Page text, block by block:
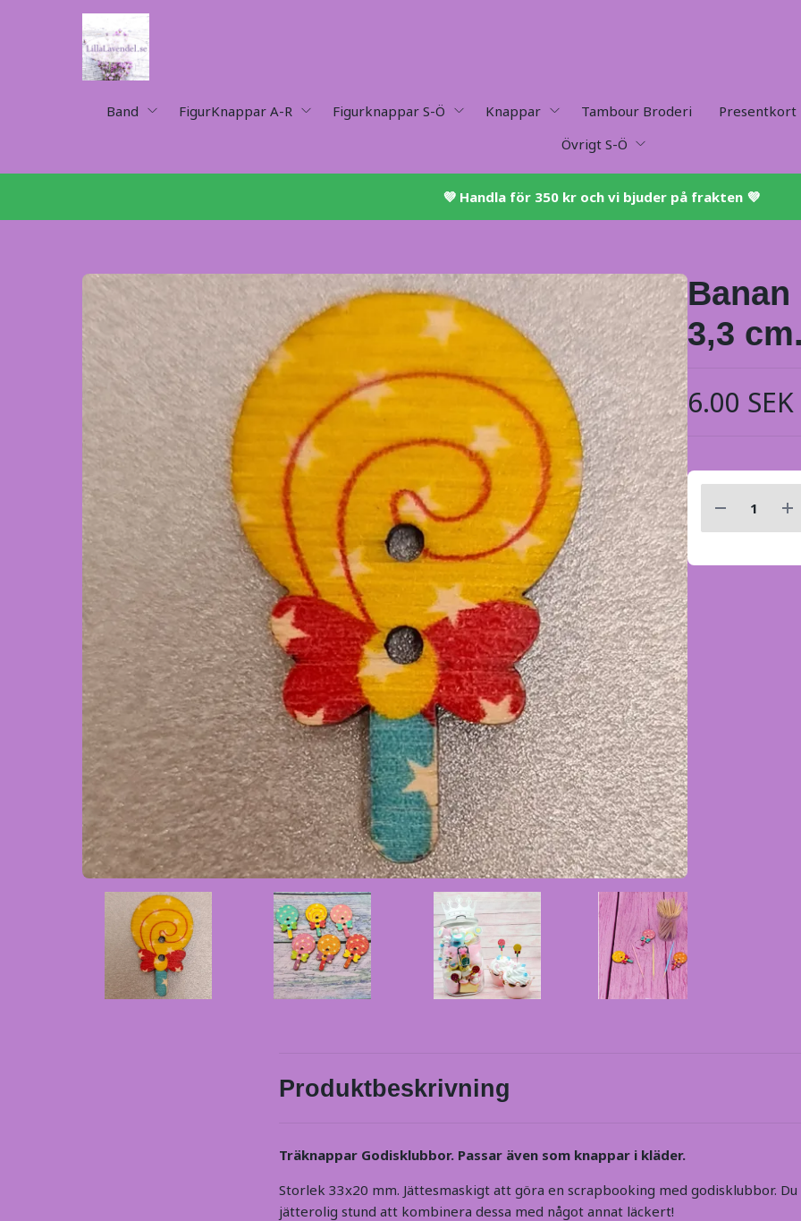
Band FigurKnappar A-R Figurknappar S-Ö Knappar Tambour Broderi Presentkort
Övrigt S-Ö
💜 ​Handla för 350 kr och vi bjuder på frakten 💜​
3,3
6.00 SEK
Produktbeskrivning
Träknappar Godisklubbor. Passar även som knappar i kläder.
Storlek 33x20 mm. Jättesmaskigt att göra en scrapbooking med godisklubbor.
jätterolig stund att kombinera dessa med något annat läckert!